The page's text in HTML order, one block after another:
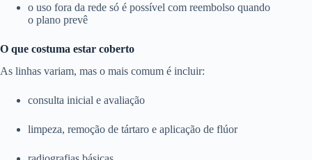
o uso fora da rede só é possível com reembolso quando
o plano prevê
O que costuma estar coberto
As linhas variam, mas o mais comum é incluir:
consulta inicial e avaliação
limpeza, remoção de tártaro e aplicação de flúor